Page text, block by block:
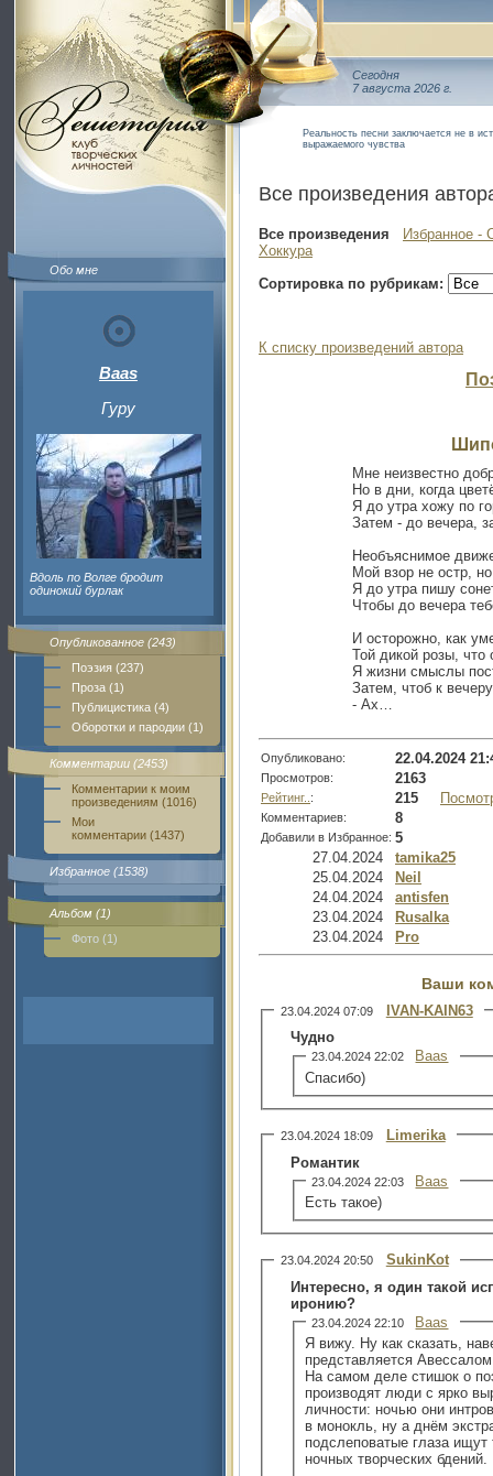
Обо мне
Baas
Гуру
Вдоль по Волге бродит
одинокий бурлак
Опубликованное (243)
Поэзия (237)
Проза (1)
Публицистика (4)
Оборотки и пародии (1)
Комментарии (2453)
Комментарии к моим
произведениям (1016)
Мои
комментарии (1437)
Избранное (1538)
Альбом (1)
Фото (1)
Сегодня
7 августа 2026 г.
Реальность песни заключается не в
выражаемого чувства
Все произведения
Все произведения
Избранное -
Хоккура
Сортировка по рубрикам:
К списку произведений автора
Мне неизвестно
Но в дни, когда
Я до утра хожу по
Затем - до вечера,
Необъяснимое
Мой взор не остр,
Я до утра пишу
Чтобы до вечера
И осторожно, как
Той дикой розы,
Я жизни смыслы
Затем, чтоб к
- Ах…
Опубликовано: 22.04.2024
Просмотров: 2163
Рейтинг.. : 215
Комментариев: 8
Добавили в Избранное: 5
27.04.2024
tamika25
25.04.2024
Neil
24.04.2024
antisfen
23.04.2024
Rusalka
23.04.2024
Pro
Ваши
23.04.2024 07:09
IVAN-KAIN63
Чудно
23.04.2024 22:02
Baas
Спасибо)
23.04.2024 18:09
Limerika
Романтик
23.04.2024 22:03
Baas
Есть такое)
23.04.2024 20:50
SukinKot
Интересно, я один такой
иронию?
23.04.2024 22:10
Baas
Я вижу. Ну как сказать,
представляется
На самом деле стишок о
производят люди с ярко
личности: ночью они
в монокль, ну а днём
подслеповатые глаза
ночных творческих бдений.